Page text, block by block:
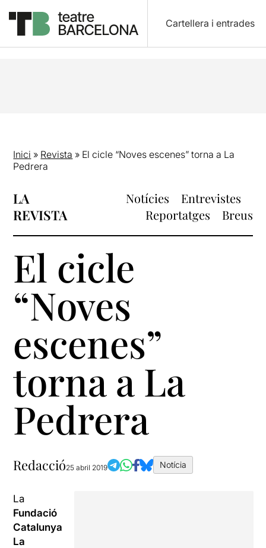
Cartellera i entrades
Inici » Revista » El cicle “Noves escenes” torna a La
Pedrera
LA
REVISTA
Notícies
Entrevistes
Reportatges
Breus
El cicle
“Noves
escenes”
torna a La
Pedrera
Redacció25 abril 2019 Notícia
La
Fundació
Catalunya
La